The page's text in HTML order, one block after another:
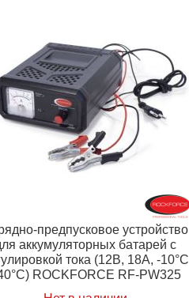
диаметр патрона:
крутящий момент:
26Нм
аккумулятора: 14.4 В
Аккумуляторный
работы: Безударный
Li-Ion
Подробнее...
предпусковое устройство
аккумуляторных батарей с
тока (12В, 18А, -10°С
ROCKFORCE RF-PW325